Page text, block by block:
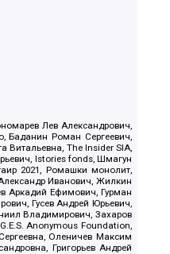
Лев Александрович,
Баданин Роман Сергеевич,
The Insider SIA,
Istories fonds, Шмагун
2021, Ромашки монолит,
Иванович, Жилкин
Аркадий Ефимович, Гурман
Гусев Андрей Юрьевич,
Владимирович, Захаров
Anonymous Foundation,
Оленичев Максим
Григорьев Андрей